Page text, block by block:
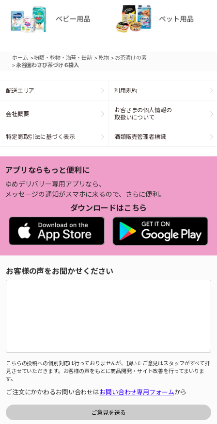
ホーム >粉類・乾物・海苔・缶詰 >乾物 > お茶漬けの素
>永谷園わさび茶づけ６袋入
配送エリア 利用規約
会社概要
お客さまの個人情報の
取扱いについて
特定商取引法に基づく表示 酒類販売管理者標識
アプリならもっと便利に
ゆめデリバリー専用アプリなら、
メッセージの通知がスマホに来るので、さらに便利。
ダウンロードはこちら
お客様の声をお聞かせください
こちらの投稿への個別対応は行っておりませんが、頂いたご意見はスタッフがすべて拝
見させていただきます。お客様の声をもとに商品開発・サイト改善を行ってまいりま
す。
ご注文にかかわるお問い合わせはお問い合わせ専用フォームから